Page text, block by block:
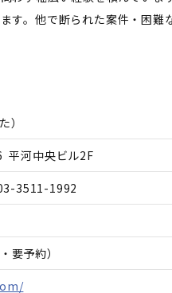
す。他で断られた案件・困
）
平河中央ビル2F
3511-1992
要予約）